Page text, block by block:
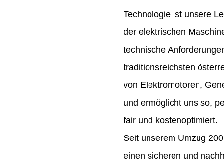
Technologie ist unsere
der elektrischen
technische
traditionsreichsten
von Elektromotoren,
und ermöglicht uns so,
fair und kostenoptimiert.
Seit unserem Umzug
einen sicheren und